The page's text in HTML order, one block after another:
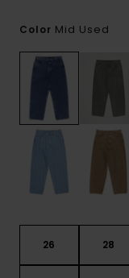
Color Mid Used
26 28